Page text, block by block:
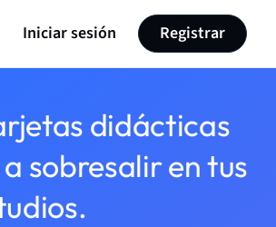
Iniciar sesión Registrar
didácticas
sobresalir en tus